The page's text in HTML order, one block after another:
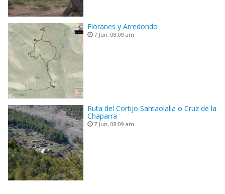
Floranes y Arredondo
7 Jun, 08:09 am
Ruta del Cortijo Santaolalla o Cruz de la
Chaparra
7 Jun, 08:09 am